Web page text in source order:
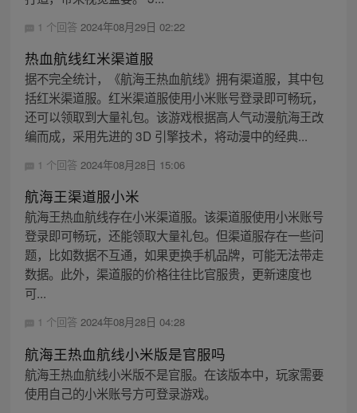
1 个回答 2024年08月29日 02:22
热血航线红米渠道服
据不完全统计，《航海王热血航线》拥有渠道服，其中包
括红米渠道服。红米渠道服使用小米账号登录即可畅玩，
还可以领取到大量礼包。该游戏根据高人气动漫航海王改
编而成，采用先进的 3D 引擎技术，将动漫中的经典...
1 个回答 2024年08月28日 15:06
航海王渠道服小米
航海王热血航线存在小米渠道服。该渠道服使用小米账号
登录即可畅玩，还能领取大量礼包。但渠道服存在一些问
题，比如数据不互通，如果更换手机品牌，可能无法带走
数据。此外，渠道服的价格往往比官服贵，更新速度也
可...
1 个回答 2024年08月28日 04:28
航海王热血航线小米版是官服吗
航海王热血航线小米版不是官服。在该版本中，玩家需要
使用自己的小米账号方可登录游戏。